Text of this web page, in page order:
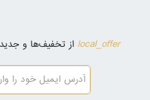
local_offer از تخفیف‌ها و